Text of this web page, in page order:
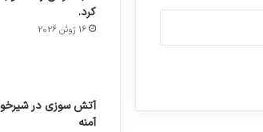
کرد.
16 ژوئن 2026
آتش سوزی در
آمنه